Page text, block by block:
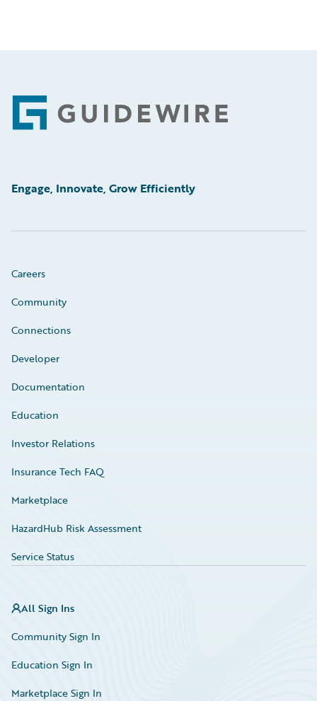
Footer
Engage, Innovate, Grow Efficiently
Careers
Community
Connections
Developer
Documentation
Education
Investor Relations
Insurance Tech FAQ
Marketplace
HazardHub Risk Assessment
Service Status
All Sign Ins
Community Sign In
Education Sign In
Marketplace Sign In